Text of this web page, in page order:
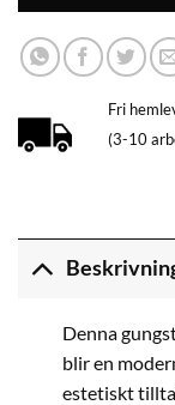
Fri
(3-10
Denna
blir en
estetiskt